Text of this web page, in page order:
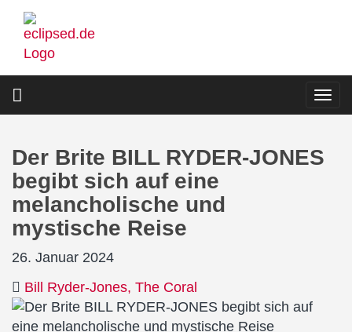
Direkt
zum
Inhalt
Der Brite BILL RYDER-JONES
begibt sich auf eine
melancholische und
mystische Reise
26. Januar 2024
Bill Ryder-Jones The Coral